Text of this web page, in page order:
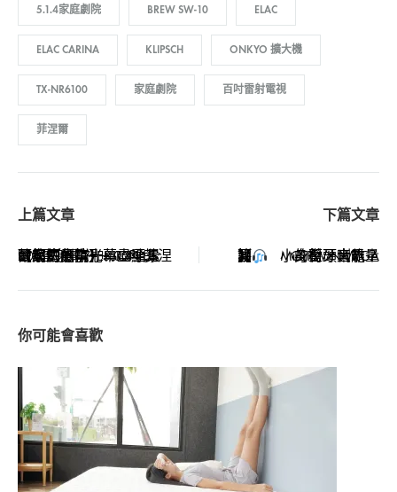
5.1.4家庭劇院 BREW SW-10 ELAC
ELAC CARINA KLIPSCH ONKYO 擴大機
TX-NR6100 家庭劇院 百吋雷射電視
菲涅爾
Post
【案例分享】5.1.4全景聲家庭劇院+EPSON LS-800雷射電視+100吋菲涅爾超短焦抗光幕盡顯北歐簡約風情 【簡易評測】 CERWIN VEGA Mini 藍牙喇叭｜小身材，大能量的街頭音霸？